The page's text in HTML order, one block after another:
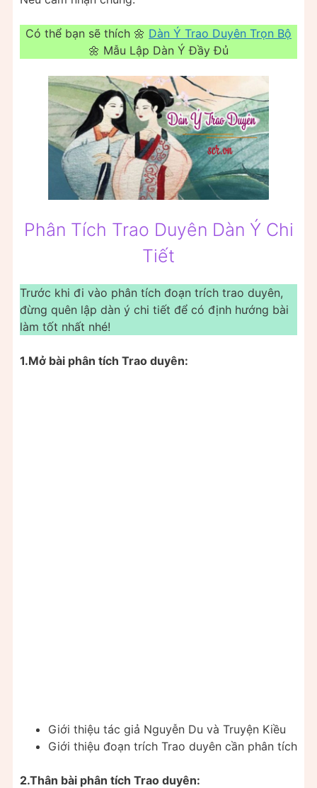
Có thể bạn sẽ thích 🌼 Dàn Ý Trao Duyên Trọn Bộ
🌼 Mẫu Lập Dàn Ý Đầy Đủ
Phân Tích Trao Duyên Dàn Ý Chi
Tiết
Trước khi đi vào phân tích đoạn trích trao duyên,
đừng quên lập dàn ý chi tiết để có định hướng bài
làm tốt nhất nhé!
1.Mở bài phân tích Trao duyên:
Giới thiệu tác giả Nguyễn Du và Truyện Kiều
Giới thiệu đoạn trích Trao duyên cần phân tích
2.Thân bài phân tích Trao duyên: